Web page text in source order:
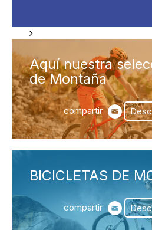
Aquí nuestra
de Montaña
compartir
BICICLETAS DE
compartir